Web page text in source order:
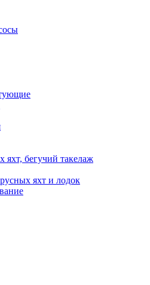
яхт, бегучий такелаж
яхт и лодок